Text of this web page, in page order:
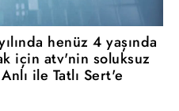
henüz 4 yaşında
için atv'nin soluksuz
ile Tatlı Sert'e